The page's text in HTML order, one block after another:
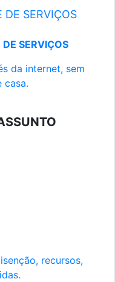
DE SERVIÇOS
SERVIÇOS
da internet, sem
casa.
recursos,